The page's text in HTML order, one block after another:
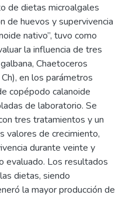
de dietas microalgales
de huevos y supervivencia
nativo”, tuvo como
la influencia de tres
Chaetoceros
en los parámetros
copépodo calanoide
de laboratorio. Se
tres tratamientos y un
valores de crecimiento,
durante veinte y
evaluado. Los resultados
dietas, siendo
la mayor producción de